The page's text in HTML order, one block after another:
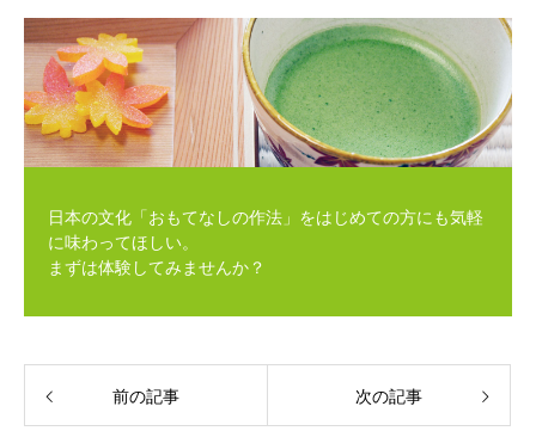
日本の文化「おもてなしの作法」をはじめての方にも気軽
に味わってほしい。
まずは体験してみませんか？
前の記事 次の記事